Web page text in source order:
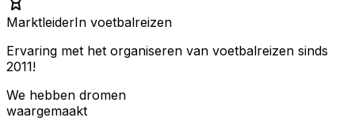
MarktleiderIn voetbalreizen
Ervaring met het organiseren van voetbalreizen sinds
2011!
We hebben dromen
waargemaakt